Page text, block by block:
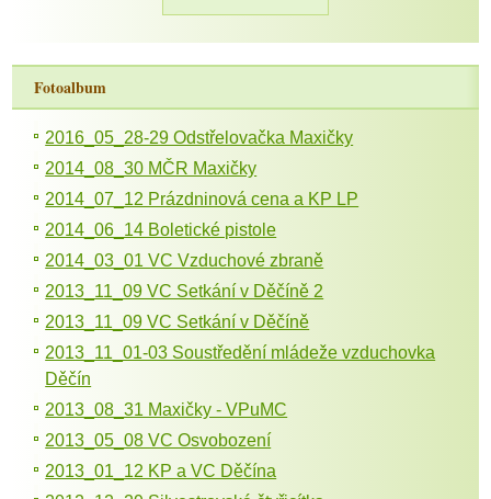
Fotoalbum
2016_05_28-29 Odstřelovačka Maxičky
2014_08_30 MČR Maxičky
2014_07_12 Prázdninová cena a KP LP
2014_06_14 Boletické pistole
2014_03_01 VC Vzduchové zbraně
2013_11_09 VC Setkání v Děčíně 2
2013_11_09 VC Setkání v Děčíně
2013_11_01-03 Soustředění mládeže vzduchovka
Děčín
2013_08_31 Maxičky - VPuMC
2013_05_08 VC Osvobození
2013_01_12 KP a VC Děčína